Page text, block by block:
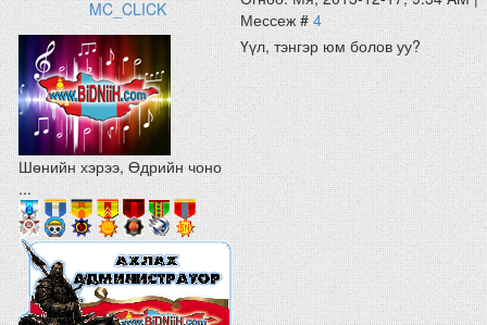
MC_CLICK
Мессеж #4
Шөнийн хэрээ, Өдрийн чоно
...
Үүл, тэнгэр юм болов уу?